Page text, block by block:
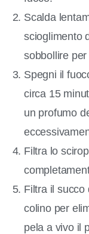
Scalda
scioglimento
sobbollire
Spegni il
circa 15
un profumo
Filtra lo
Filtra il succo
colino per
pela a vivo il